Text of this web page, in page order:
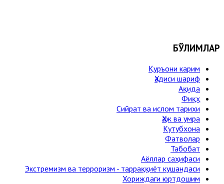
БЎЛИМЛАР
Қуръони карим
Ҳадиси шариф
Ақида
Фиқҳ
Сийрат ва ислом тарихи
Ҳаж ва умра
Кутубхона
Фатволар
Табобат
Аёллар саҳифаси
Экстремизм ва терроризм - тарраққиёт кушандаси
Хориждаги юртдошим